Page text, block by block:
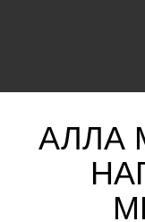
АЛЛА